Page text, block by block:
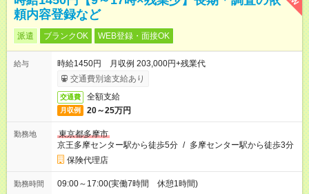
頼内容登録など
派遣 ブランクOK WEB登録・面接OK
給与
時給1450円 月収例 203,000円+残業代
交通費別途支給あり
交通費 全額支給
月収例 20～25万円
勤務地
東京都多摩市
京王多摩センター駅から徒歩5分 / 多摩センター駅から徒歩3分
保険代理店
勤務時間 09:00～17:00(実働7時間 休憩1時間)